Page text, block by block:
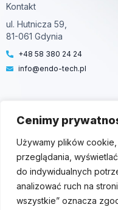
Cenimy
Używamy plików
przeglądania,
do indywidualnych
analizować ruch na
wszystkie” oznacza
Kontakt
ul. Hutnicza 59,
81-061 Gdynia
+48 58 380 24 24
info@endo-tech.pl